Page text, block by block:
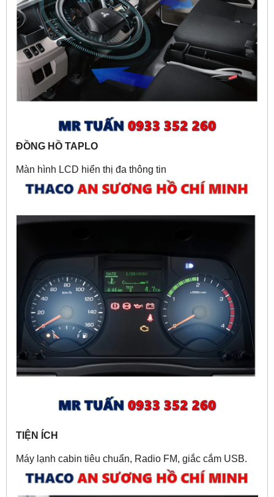
ĐỒNG HỒ TAPLO
Màn hình LCD hiển thị đa thông tin
TIỆN ÍCH
Máy lạnh cabin tiêu chuẩn, Radio FM, giắc cắm USB.